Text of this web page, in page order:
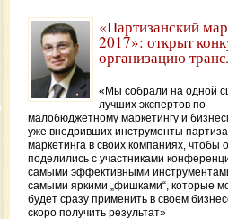
«Партизанский
2017»: открыт
организацию
«Мы собрали на одной
лучших экспертов по
малобюджетному маркетингу и
уже внедривших инструменты
маркетинга в своих компаниях, чтобы
поделились с участниками
самыми эффективными
самыми яркими „фишками“, которые
будет сразу применить в своем
скоро получить результат»